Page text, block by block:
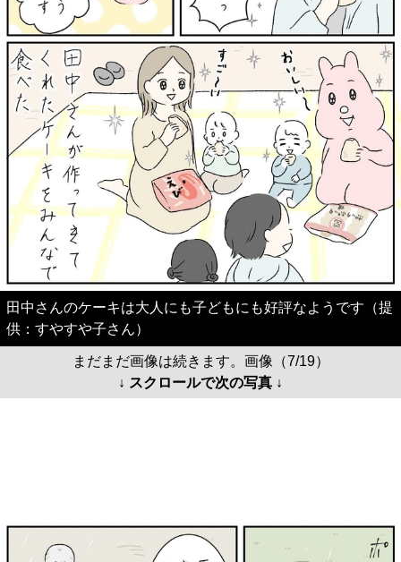
田中さんのケーキは大人にも子どもにも好評なようです（提
供：すやすや子さん）
まだまだ画像は続きます。画像（7/19）
↓ スクロールで次の写真 ↓